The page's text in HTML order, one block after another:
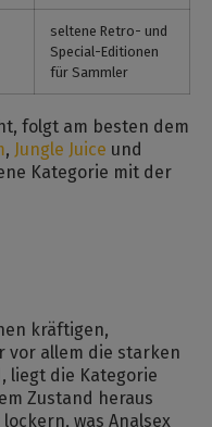
seltene Retro- und
Special-Editionen
für Sammler
folgt am besten dem
, Jungle Juice und
Kategorie mit der
kräftigen,
vor allem die starken
liegt die Kategorie
Zustand heraus
was Analsex